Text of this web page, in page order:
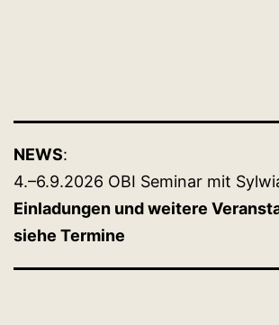
NEWS:
4.–6.9.2026 OBI Seminar mit
Einladungen und weitere
siehe Termine